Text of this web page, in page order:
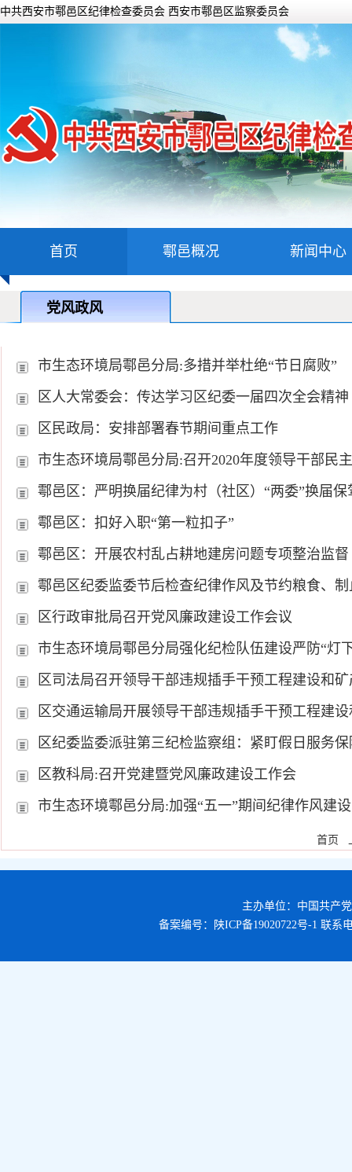
中共西安市鄠邑区纪律检查委员会 西安市鄠邑区监察委员会
首页 鄠邑概况 新闻中心
党风政风
市生态环境局鄠邑分局:多措并举杜绝“节日腐败”
区人大常委会：传达学习区纪委一届四次全会精神
区民政局：安排部署春节期间重点工作
市生态环境局鄠邑分局:召开2020年度领导干部民
鄠邑区：严明换届纪律为村（社区）“两委”换届保
鄠邑区：扣好入职“第一粒扣子”
鄠邑区：开展农村乱占耕地建房问题专项整治监督
鄠邑区纪委监委节后检查纪律作风及节约粮食、
区行政审批局召开党风廉政建设工作会议
市生态环境局鄠邑分局强化纪检队伍建设严防“灯
区司法局召开领导干部违规插手干预工程建设和
区交通运输局开展领导干部违规插手干预工程建
区纪委监委派驻第三纪检监察组：紧盯假日服务
区教科局:召开党建暨党风廉政建设工作会
市生态环境鄠邑分局:加强“五一”期间纪律作风建设
首页
主办单位：中国共产
备案编号：
陕ICP备19020722号-1 联系